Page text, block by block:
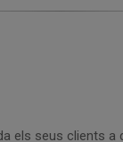
els seus clients a